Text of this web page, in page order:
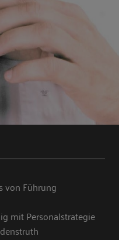
von Führung
mit Personalstrategie